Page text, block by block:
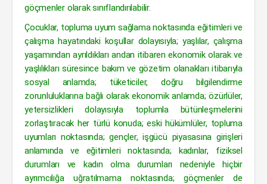
göçmenler olarak sınıf­landırılabilir.
Çocuklar, topluma uyum sağlama noktasında eğitimleri ve
çalışma hayatındaki koşullar dolayısıyla; yaşlılar, çalışma
yaşamından ayrıldıkları andan itibaren ekonomik olarak ve
yaşlılıkları süresince bakım ve gözetim olanakları itibarıyla
sosyal anlamda; tüketiciler, doğru bilgilendirme
zorunluluklarına bağlı olarak ekonomik anlamda; özürlüler,
yetersizlikleri dolayısıyla toplumla bütünleşmelerini
zorlaştıracak her türlü konuda; eski hükümlüler, topluma
uyumları noktasında; gençler, işgücü piyasasına girişleri
anlamında ve eğitimleri noktasında; kadınlar, fiziksel
durumları ve kadın olma durumları nedeniyle hiçbir
ayrımcılığa uğratılmama noktasında; göçmenler de